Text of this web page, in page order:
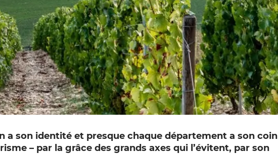
a son identité et presque chaque département a son coin
– par la grâce des grands axes qui l’évitent, par son